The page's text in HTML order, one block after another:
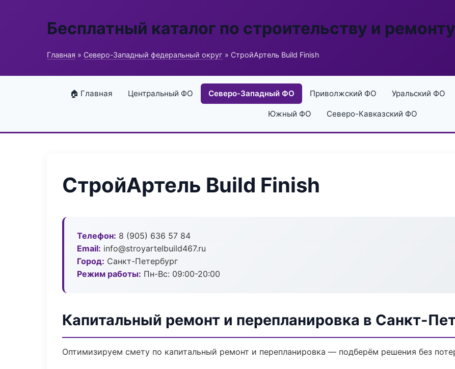
Бесплатный каталог по строительству и ремонту
Главная » Северо-Западный федеральный округ » СтройАртель Build Finish
🏠 Главная Центральный ФО Северо-Западный ФО Приволжский ФО Уральский ФО
Южный ФО Северо-Кавказский ФО
СтройАртель Build Finish
Телефон: 8 (905) 636 57 84
Email: info@stroyartelbuild467.ru
Город: Санкт-Петербург
Режим работы: Пн-Вс: 09:00-20:00
Капитальный ремонт и перепланировка в Санкт-
Оптимизируем смету по капитальный ремонт и перепланировка — подберём решения без